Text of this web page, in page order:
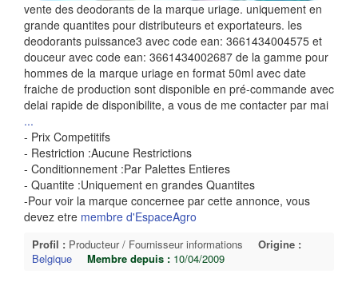
vente des deodorants de la marque uriage. uniquement en
grande quantites pour distributeurs et exportateurs. les
deodorants puissance3 avec code ean: 3661434004575 et
douceur avec code ean: 3661434002687 de la gamme pour
hommes de la marque uriage en format 50ml avec date
fraiche de production sont disponible en pré-commande avec
delai rapide de disponibilite, a vous de me contacter par mai
...
- Prix Competitifs
- Restriction :Aucune Restrictions
- Conditionnement :Par Palettes Entieres
- Quantite :Uniquement en grandes Quantites
-Pour voir la marque concernee par cette annonce, vous
devez etre membre d'EspaceAgro
Profil : Producteur / Fournisseur informations
Origine :
Belgique
Membre depuis : 10/04/2009